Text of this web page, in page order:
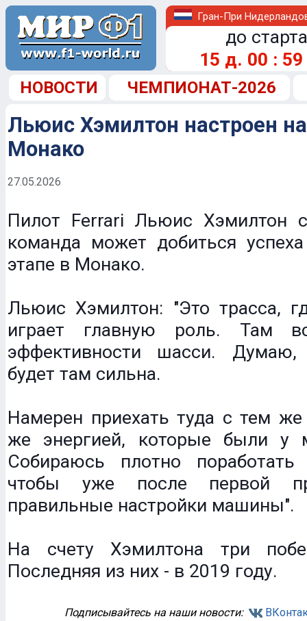
Гран-При
до
15 д. 00 : 59
НОВОСТИ ЧЕМПИОНАТ-2026
Льюис Хэмилтон настроен
Монако
27.05.2026
Пилот Ferrari Льюис Хэмилтон
команда может добиться
этапе в Монако.
Льюис Хэмилтон: "Это трасса,
играет главную роль. Там
эффективности шасси.
будет там сильна.
Намерен приехать туда с тем
же энергией, которые были у
Собираюсь плотно
чтобы уже после первой
правильные настройки машины".
На счету Хэмилтона три
Последняя из них - в 2019 году.
Подписывайтесь на наши новости: